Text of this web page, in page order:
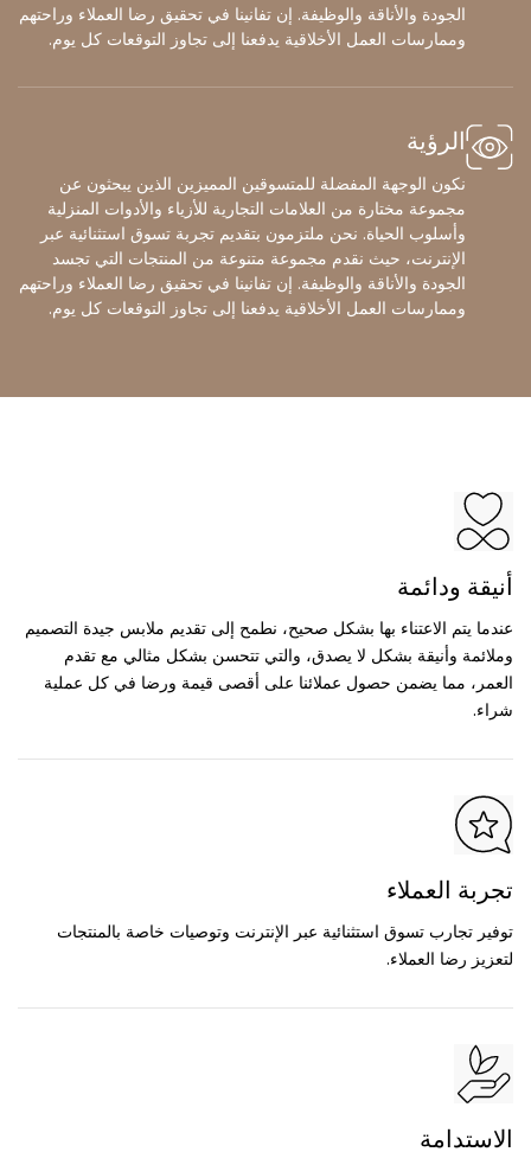
الجودة والأناقة والوظيفة. إن تفانينا في تحقيق رضا العملاء وراحتهم
وممارسات العمل الأخلاقية يدفعنا إلى تجاوز التوقعات كل يوم.
الرؤية
نكون الوجهة المفضلة للمتسوقين المميزين الذين يبحثون عن
مجموعة مختارة من العلامات التجارية للأزياء والأدوات المنزلية
وأسلوب الحياة. نحن ملتزمون بتقديم تجربة تسوق استثنائية عبر
الإنترنت، حيث نقدم مجموعة متنوعة من المنتجات التي تجسد
الجودة والأناقة والوظيفة. إن تفانينا في تحقيق رضا العملاء وراحتهم
وممارسات العمل الأخلاقية يدفعنا إلى تجاوز التوقعات كل يوم.
أنيقة ودائمة
عندما يتم الاعتناء بها بشكل صحيح، نطمح إلى تقديم ملابس جيدة التصميم
وملائمة وأنيقة بشكل لا يصدق، والتي تتحسن بشكل مثالي مع تقدم
العمر، مما يضمن حصول عملائنا على أقصى قيمة ورضا في كل عملية
شراء.
تجربة العملاء
توفير تجارب تسوق استثنائية عبر الإنترنت وتوصيات خاصة بالمنتجات
لتعزيز رضا العملاء.
الاستدامة